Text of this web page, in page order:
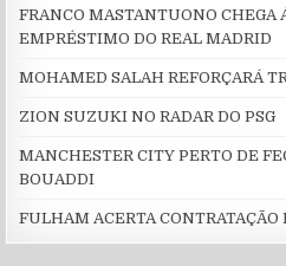
FRANCO MASTANTUONO CHEGA
EMPRÉSTIMO DO REAL MADRID
MOHAMED SALAH REFORÇARÁ
ZION SUZUKI NO RADAR DO PSG
MANCHESTER CITY PERTO DE
BOUADDI
FULHAM ACERTA CONTRATAÇÃO